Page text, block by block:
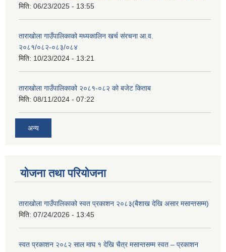
मिति: 06/23/2025 - 13:55
ताराखोला गाउँपालिकाको मध्यकालिन खर्च संरचना आ.व.
२०८१/०८२-०८३/०८४
मिति: 10/23/2024 - 13:21
ताराखोला गाउँपालिकाको २०८१-०८२ को बजेट किताब
मिति: 08/11/2024 - 07:22
अन्य
योजना तथा परियोजना
ताराखोला गाउँपालिकाको स्वत प्रकाशन २०८३(बैशाख देखि असार मसान्तसम्म)
मिति: 07/24/2026 - 13:45
स्वत प्रकाशन २०८२ साल माघ १ देखि चैत्र मसान्तसम्म स्वत – प्रकाशन